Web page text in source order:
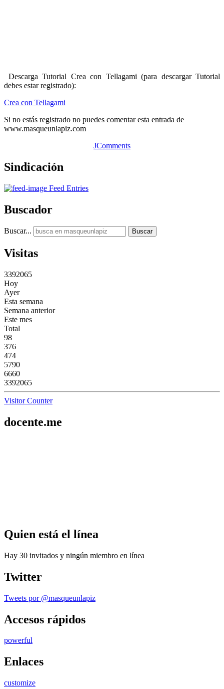
Descarga Tutorial Crea con Tellagami (para descargar Tutorial
debes estar registrado):
Crea con Tellagami
Si no estás registrado no puedes comentar esta entrada de
www.masqueunlapiz.com
JComments
Sindicación
Feed Entries
Buscador
Buscar... Buscar
Visitas
3392065
Hoy
Ayer
Esta semana
Semana anterior
Este mes
Total
98
376
474
5790
6660
3392065
Visitor Counter
docente.me
Quien está el línea
Hay 30 invitados y ningún miembro en línea
Twitter
Tweets por @masqueunlapiz
Accesos rápidos
powerful
Enlaces
customize